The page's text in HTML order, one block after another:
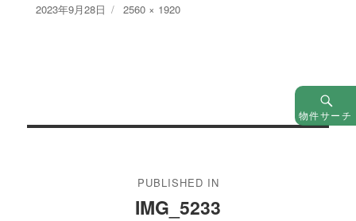
Posted
2023年9月28日
Full
2560 × 1920
PUBLISHED IN
IMG_5233
物件サーチ